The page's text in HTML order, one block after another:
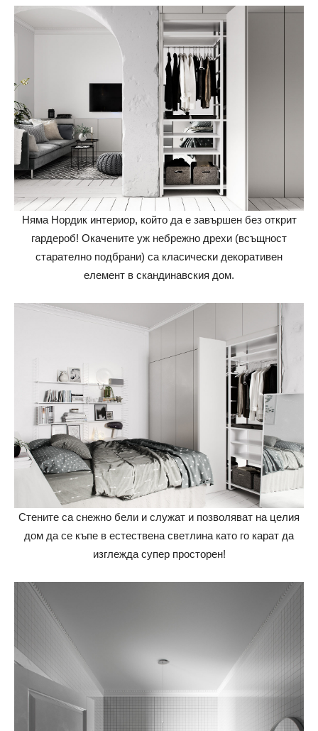
Няма Нордик интериор, който да е завършен без открит
гардероб! Окачените уж небрежно дрехи (всъщност
старателно подбрани) са класически декоративен
елемент в скандинавския дом.
Стените са снежно бели и служат и позволяват на целия
дом да се къпе в естествена светлина като го карат да
изглежда супер просторен!